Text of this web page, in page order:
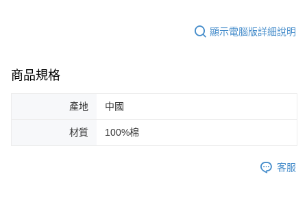
顯示電腦版詳細說明
商品規格
產地 中國
材質 100%棉
客服